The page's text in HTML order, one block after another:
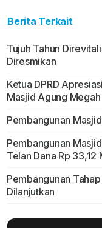
Berita Terkait
Tujuh Tahun
Diresmikan
Ketua DPRD
Masjid Agung Megah
Pembangunan
Pembangunan
Telan Dana Rp 33,12
Pembangunan
Dilanjutkan